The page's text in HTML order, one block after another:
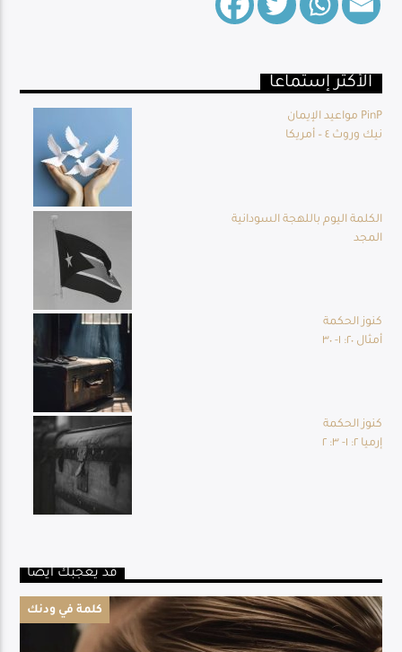
الأكثر إستماعا
مواعيد الإيمان PinP
نيك وروث ٤ – أمريكا
الكلمة اليوم باللهجة السودانية
المجد
كنوز الحكمة
أمثال ٢٠: ١- ٣٠
كنوز الحكمة
إرميا ٢: ١- ٣: ٢
قد يعجبك أيضا
كلمة في ودنك